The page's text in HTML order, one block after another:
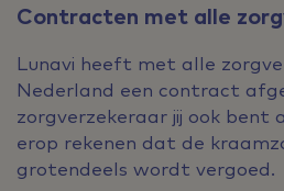
Contracten met alle
Lunavi heeft met alle
Nederland een contract
zorgverzekeraar jij ook bent
erop rekenen dat de
grotendeels wordt vergoed.